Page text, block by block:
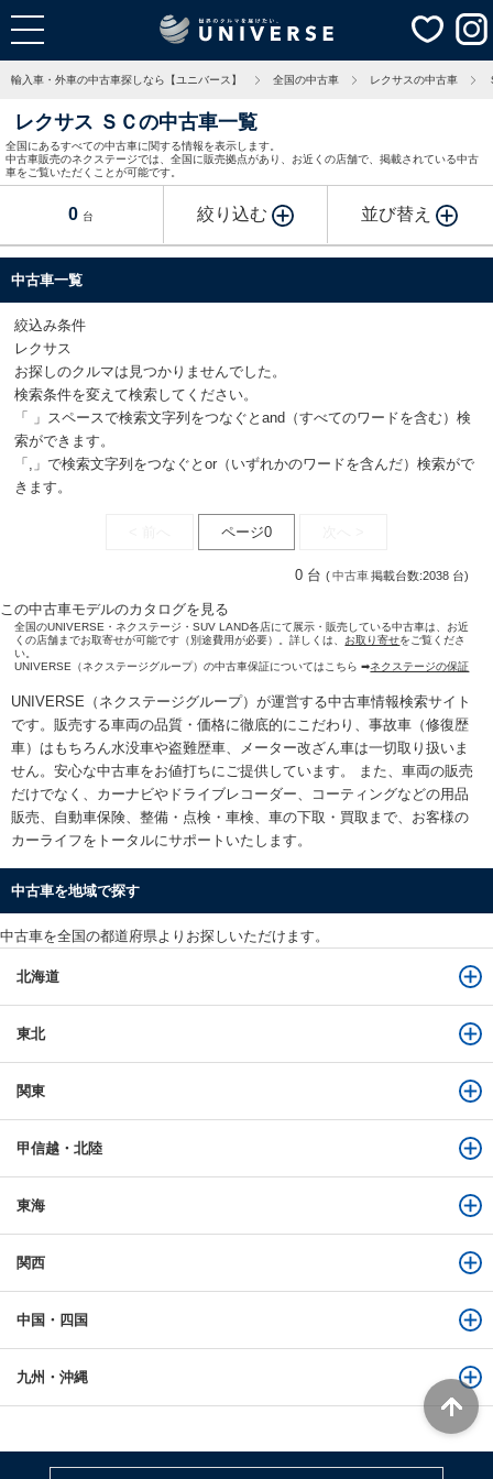
輸入車・外車の中古車探しなら【ユニバース】 全国の中古車 レクサスの中古車
レクサス ＳＣの中古車一覧
全国にあるすべての中古車に関する情報を表示します。
中古車販売のネクステージでは、全国に販売拠点があり、お近くの店舗で、掲載されている中古
車をご覧いただくことが可能です。
0 台 絞り込む 並び替え
中古車一覧
絞込み条件
レクサス
お探しのクルマは見つかりませんでした。
検索条件を変えて検索してください。
「 」スペースで検索文字列をつなぐとand（すべてのワードを含む）検
索ができます。
「,」で検索文字列をつなぐとor（いずれかのワードを含んだ）検索がで
きます。
ページ0
0 台 (中古車掲載台数:2038 台)
この中古車モデルのカタログを見る
全国のUNIVERSE・ネクステージ・SUV LAND各店にて展示・販売している中古車は、お近
くの店舗までお取寄せが可能です（別途費用が必要）。詳しくは、 お取り寄せをご覧くださ
い。
UNIVERSE（ネクステージグループ）の中古車保証についてはこちら ➡ネクステージの保証
UNIVERSE（ネクステージグループ）が運営する中古車情報検索サイト
です。販売する車両の品質・価格に徹底的にこだわり、事故車（修復歴
車）はもちろん水没車や盗難歴車、メーター改ざん車は一切取り扱いま
せん。安心な中古車をお値打ちにご提供しています。 また、車両の販売
だけでなく、カーナビやドライブレコーダー、コーティングなどの用品
販売、自動車保険、整備・点検・車検、車の下取・買取まで、お客様の
カーライフをトータルにサポートいたします。
中古車を地域で探す
中古車を全国の都道府県よりお探しいただけます。
北海道
東北
関東
甲信越・北陸
東海
関西
中国・四国
九州・沖縄